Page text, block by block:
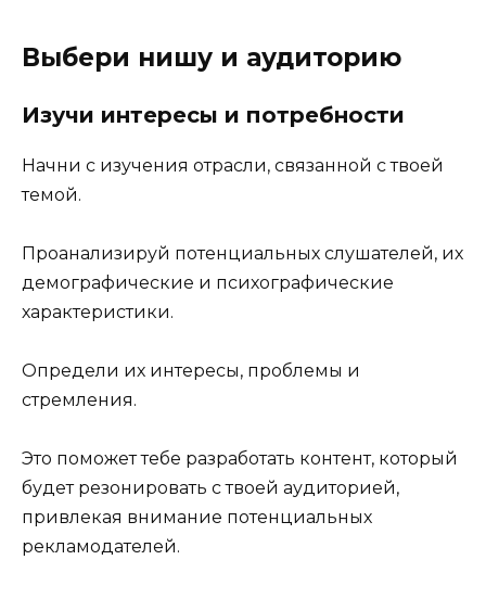
Выбери нишу и аудиторию
Изучи интересы и потребности
Начни с изучения отрасли, связанной с твоей
темой.
Проанализируй потенциальных слушателей, их
демографические и психографические
характеристики.
Определи их интересы, проблемы и
стремления.
Это поможет тебе разработать контент, который
будет резонировать с твоей аудиторией,
привлекая внимание потенциальных
рекламодателей.